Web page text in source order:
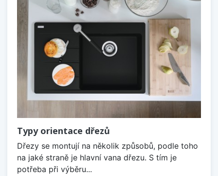
Typy orientace dřezů
Dřezy se montují na několik způsobů, podle toho
na jaké straně je hlavní vana dřezu. S tím je
potřeba při výběru...